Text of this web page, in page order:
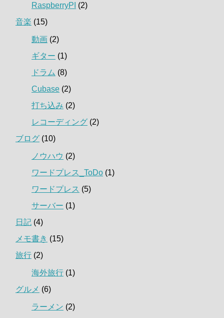
RaspberryPI (2)
音楽 (15)
動画 (2)
ギター (1)
ドラム (8)
Cubase (2)
打ち込み (2)
レコーディング (2)
ブログ (10)
ノウハウ (2)
ワードプレス_ToDo (1)
ワードプレス (5)
サーバー (1)
日記 (4)
メモ書き (15)
旅行 (2)
海外旅行 (1)
グルメ (6)
ラーメン (2)